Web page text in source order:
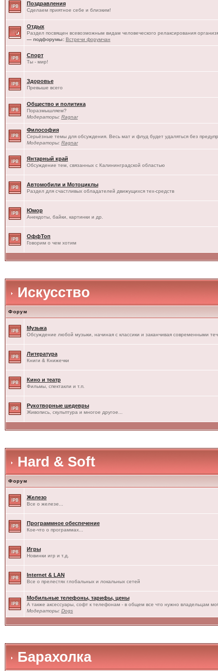
Поздравления
Сделаем приятное себе и близким!
Отдых
Раздел посвящен всевозможным видам человеческого релаксирования
— подфорумы: Встречи форумчан
Спорт
Ты - мир!
Здоровье
Превыше всего
Общество и политика
Поразмышляем?
Модераторы: Ragnar
Философия
Серьёзные темы для обсуждения. Весь мат и флуд будет удаляться без
Модераторы: Ragnar
Янтарный край
Обсуждение тем, связанных с Калининградской областью
Автомобили и Мотоциклы
Раздел для счастливых обладателей движущихся тех-средств
Юмор
Анекдоты, байки, картинки и др.
ОффТоп
Говорим о чем хотим
Искусство
Форум
Музыка
Обсуждение любой музыки, начиная с классики и заканчивая современными
Литература
Книги & Книжечки
Кино и театр
Фильмы, спектакли и т.п.
Рукотворные шедевры
Живопись, скульптура и многое другое...
Hard & Soft
Форум
Железо
Все о железе...
Программное обеспечение
Кое-что о программах...
Игры
Новинки игр и т.д.
Internet & LAN
Все о прелестях глобальных и локальных сетей
Мобильные телефоны, тарифы, цены
А также аксессуары, софт к телефонам - в общем все что нужно владельцам
Модераторы: Dogs
Барахолка